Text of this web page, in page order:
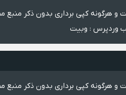
هرگونه کپی برداری بدون ذکر منبع
وردپرس : وبیت
هرگونه کپی برداری بدون ذکر منبع